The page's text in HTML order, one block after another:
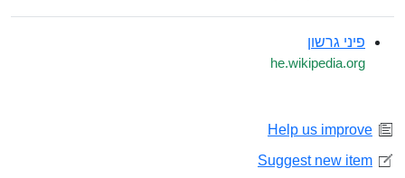
פיני גרשון
he.wikipedia.org
Help us improve
Suggest new item